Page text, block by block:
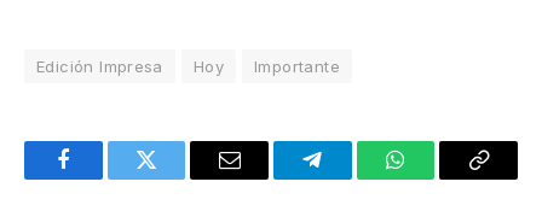
Edición Impresa Hoy Importante
FacebookTwitter Email TelegramWhatsAppCopy